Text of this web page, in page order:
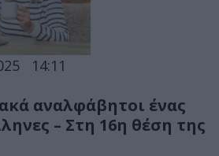
14:11
αναλφάβητοι ένας
– Στη 16η θέση της